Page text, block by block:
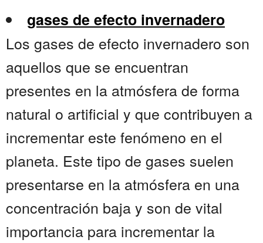
gases de efecto invernadero
Los gases de efecto invernadero son
aquellos que se encuentran
presentes en la atmósfera de forma
natural o artificial y que contribuyen a
incrementar este fenómeno en el
planeta. Este tipo de gases suelen
presentarse en la atmósfera en una
concentración baja y son de vital
importancia para incrementar la